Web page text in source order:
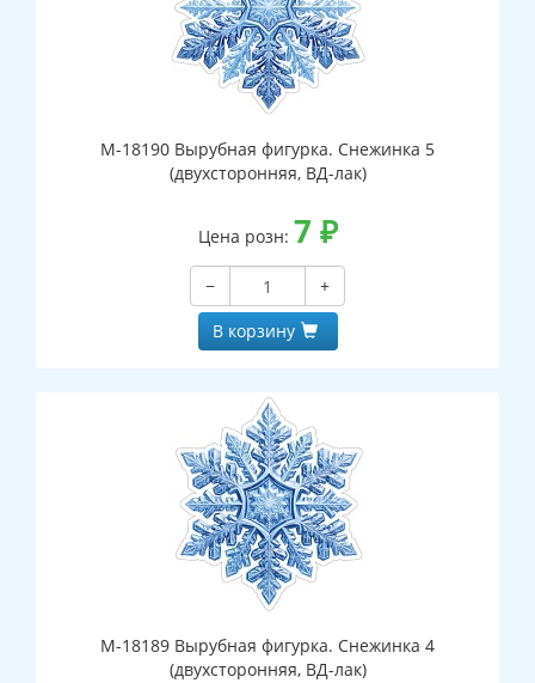
М-18190 Вырубная фигурка. Снежинка 5
(двухсторонняя, ВД-лак)
Цена розн: 7 ₽
−
+
В корзину
М-18189 Вырубная фигурка. Снежинка 4
(двухсторонняя, ВД-лак)